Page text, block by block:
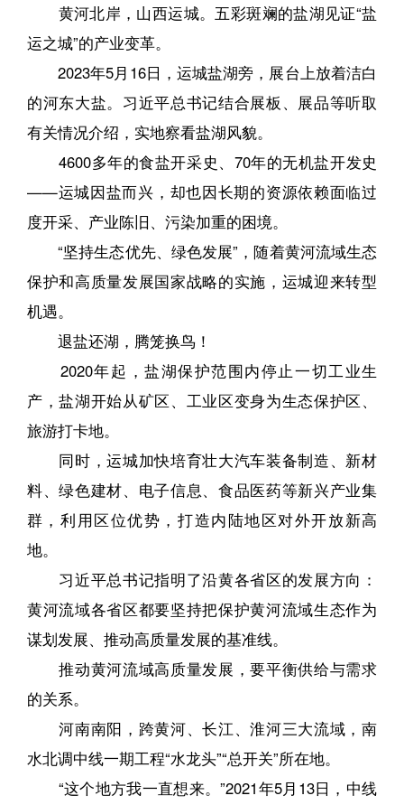
黄河北岸，山西运城。五彩斑斓的盐湖见证“盐
运之城”的产业变革。
2023年5月16日，运城盐湖旁，展台上放着洁白
的河东大盐。习近平总书记结合展板、展品等听取
有关情况介绍，实地察看盐湖风貌。
4600多年的食盐开采史、70年的无机盐开发史
——运城因盐而兴，却也因长期的资源依赖面临过
度开采、产业陈旧、污染加重的困境。
“坚持生态优先、绿色发展”，随着黄河流域生态
保护和高质量发展国家战略的实施，运城迎来转型
机遇。
退盐还湖，腾笼换鸟！
2020年起，盐湖保护范围内停止一切工业生
产，盐湖开始从矿区、工业区变身为生态保护区、
旅游打卡地。
同时，运城加快培育壮大汽车装备制造、新材
料、绿色建材、电子信息、食品医药等新兴产业集
群，利用区位优势，打造内陆地区对外开放新高
地。
习近平总书记指明了沿黄各省区的发展方向：
黄河流域各省区都要坚持把保护黄河流域生态作为
谋划发展、推动高质量发展的基准线。
推动黄河流域高质量发展，要平衡供给与需求
的关系。
河南南阳，跨黄河、长江、淮河三大流域，南
水北调中线一期工程“水龙头”“总开关”所在地。
“这个地方我一直想来。”2021年5月13日，中线